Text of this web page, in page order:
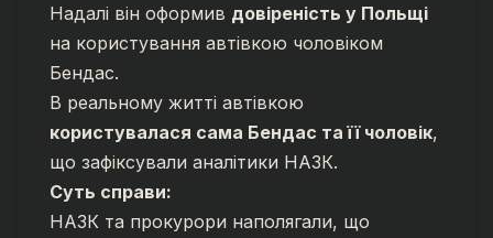
Надалі він оформив довіреність у Польщі
на користування автівкою чоловіком
Бендас.
В реальному житті автівкою
користувалася сама Бендас та її чоловік,
що зафіксували аналітики НАЗК.
Суть справи:
НАЗК та прокурори наполягали, що